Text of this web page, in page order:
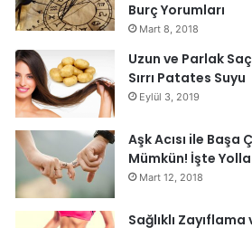
Burç Yorumları
Mart 8, 2018
Uzun ve Parlak
Sırrı Patates Suyu
Eylül 3, 2019
Aşk Acısı ile Başa
Mümkün! İşte
Mart 12, 2018
Sağlıklı Zayıflama